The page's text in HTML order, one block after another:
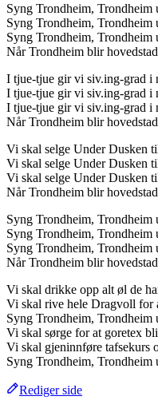
Syng Trondheim, Trondheim
Syng Trondheim, Trondheim
Syng Trondheim, Trondheim
Når Trondheim blir
I tjue-tjue gir vi siv.ing-grad i
I tjue-tjue gir vi siv.ing-grad i
I tjue-tjue gir vi siv.ing-grad i
Når Trondheim blir
Vi skal selge Under Dusken
Vi skal selge Under Dusken
Vi skal selge Under Dusken
Når Trondheim blir
Syng Trondheim, Trondheim
Syng Trondheim, Trondheim
Syng Trondheim, Trondheim
Når Trondheim blir
Vi skal drikke opp alt øl de
Vi skal rive hele Dragvoll for
Syng Trondheim,
Vi skal sørge for at goretex
Vi skal gjeninnføre tafsekurs
Syng Trondheim,
Rediger side